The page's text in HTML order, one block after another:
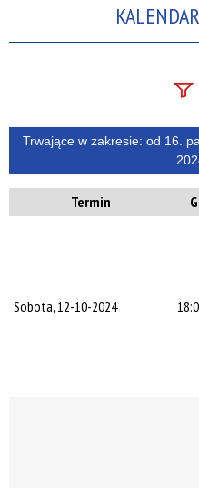
Trwające w zakresie: od 16.
Termin
Sobota, 12-10-2024